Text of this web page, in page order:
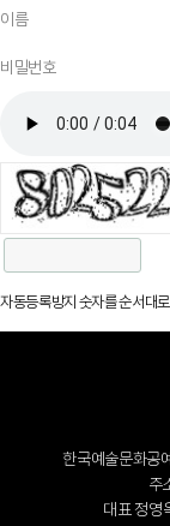
자동등록방지 숫자를 순서대
한국예술문화
주
대표 정영